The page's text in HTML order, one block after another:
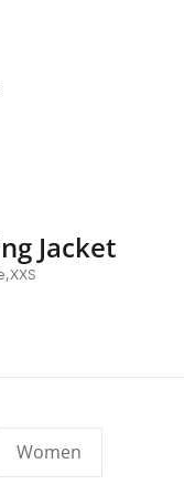
Jacket
Women